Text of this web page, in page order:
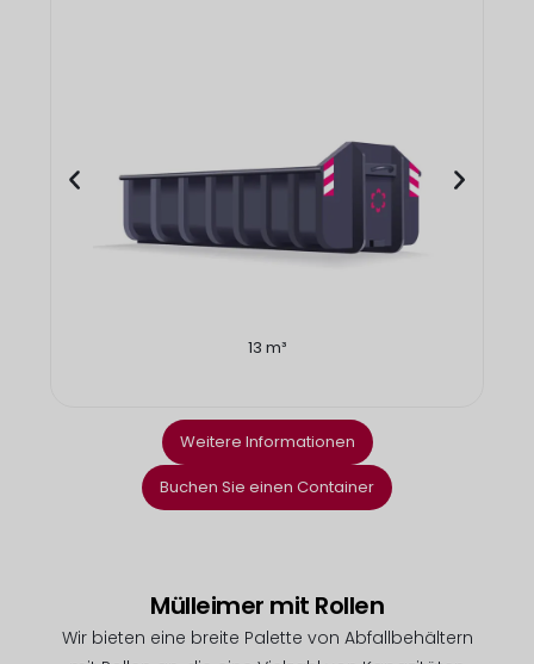
13 m³
Weitere Informationen
Buchen Sie einen Container
Mülleimer mit Rollen
Wir bieten eine breite Palette von Abfallbehältern